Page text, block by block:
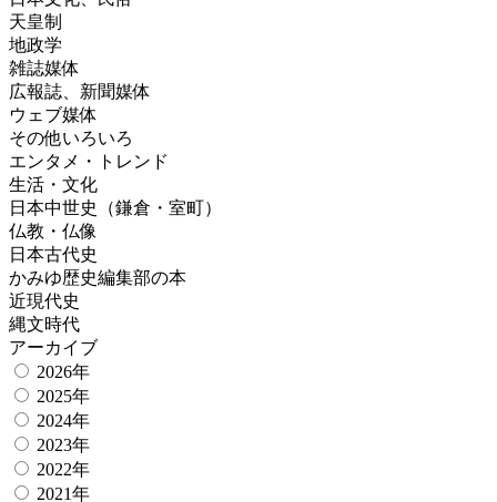
天皇制
地政学
雑誌媒体
広報誌、新聞媒体
ウェブ媒体
その他いろいろ
エンタメ・トレンド
生活・文化
日本中世史（鎌倉・室町）
仏教・仏像
日本古代史
かみゆ歴史編集部の本
近現代史
縄文時代
アーカイブ
2026年
2025年
2024年
2023年
2022年
2021年